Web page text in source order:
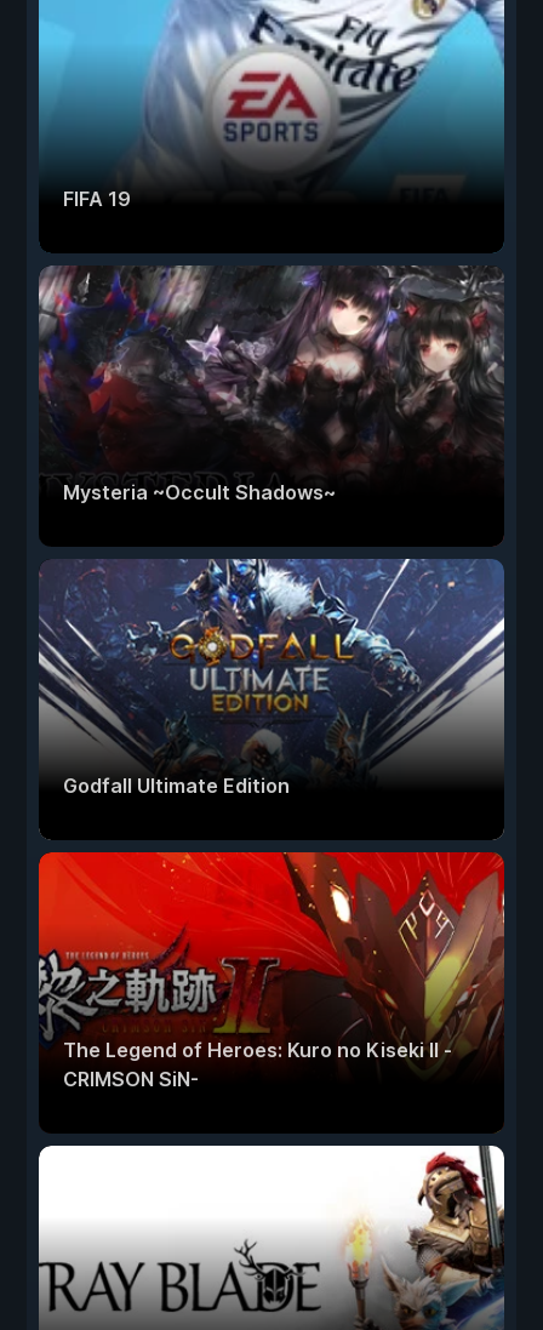
FIFA 19
Mysteria ~Occult Shadows~
Godfall Ultimate Edition
The Legend of Heroes: Kuro no Kiseki Ⅱ -
CRIMSON SiN-